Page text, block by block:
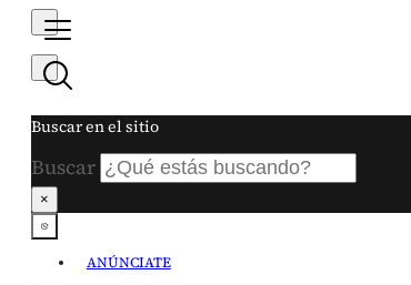
Buscar en el sitio
Buscar
×
ANÚNCIATE